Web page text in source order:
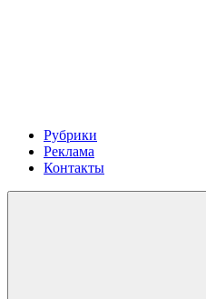
Рубрики
Реклама
Контакты